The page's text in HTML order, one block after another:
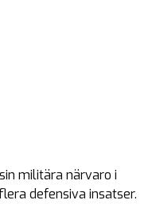
militära närvaro i
defensiva insatser.